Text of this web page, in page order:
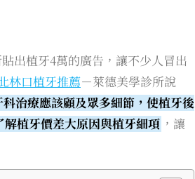
出植牙4萬的廣告，讓不少人冒出
林口植牙推薦－萊德美學診所說
科治療應該顧及眾多細節，使植牙後
解植牙價差大原因與植牙細項 ，讓